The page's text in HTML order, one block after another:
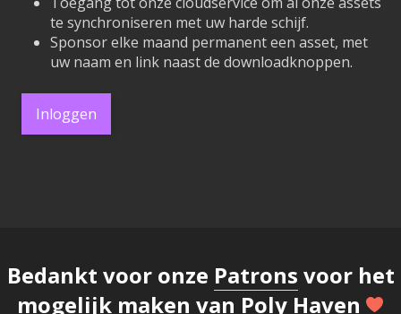
te synchroniseren met uw harde schijf.
Sponsor elke maand permanent een asset, met
uw naam en link naast de downloadknoppen.
Inloggen
Bedankt voor onze Patrons voor het
mogelijk maken van Poly Haven